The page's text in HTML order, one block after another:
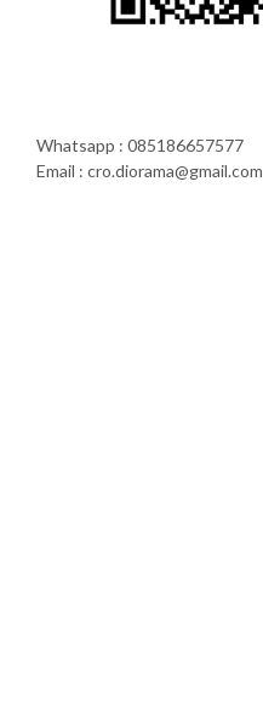
Whatsapp : 085186657577
Email : cro.diorama@gmail.com